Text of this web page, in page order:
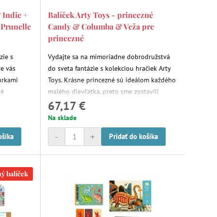
Indie +
s
vás
zrodili z
s
Balíček Arty Toys - princezné
Candy & Columba & Veža pre
princezné
Vydajte sa na mimoriadne dobrodružstvá
do sveta fantázie s kolekciou hračiek Arty
Toys. Krásne princezné sú ideálom každého
malého dievčatka, preto sme zostavili
výhodný balíček s figúrkami princezien a
vežou pre princezné. Princezné čakajú na
svoju malú kamarátku, aby spoločne
vymýšľali rozprávkové príbehy o
67,17 €
Na sklade
+
- Pridať do košíka
balíček